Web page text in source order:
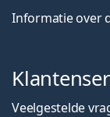
Informatie over
Veelgestelde